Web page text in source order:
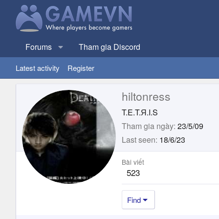
Forums Tham gia Discord
Latest activity Register
hiltonress
T.E.T.Я.I.S
Tham gia ngày 23/5/09
Last seen 18/6/23
Bài viết
523
Find